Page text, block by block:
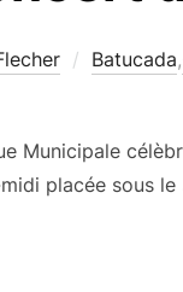
Batucada,
Municipale
placée sous